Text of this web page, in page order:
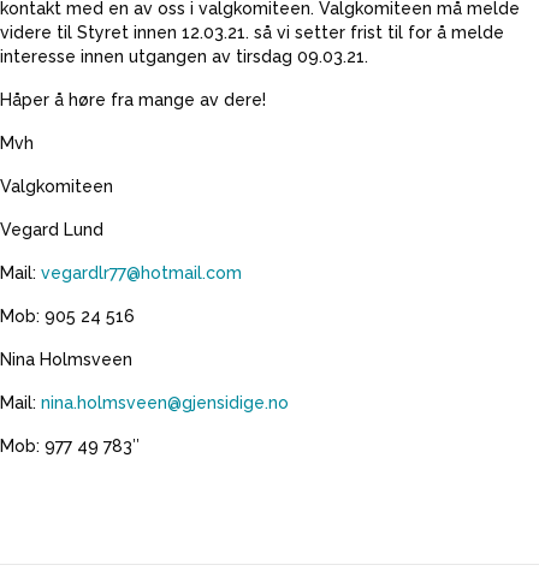
kontakt med en av oss i valgkomiteen. Valgkomiteen må melde
videre til Styret innen 12.03.21. så vi setter frist til for å melde
interesse innen utgangen av tirsdag 09.03.21.
Håper å høre fra mange av dere!
Mvh
Valgkomiteen
Vegard Lund
Mail: vegardlr77@hotmail.com
Mob: 905 24 516
Nina Holmsveen
Mail: nina.holmsveen@gjensidige.no
Mob: 977 49 783″